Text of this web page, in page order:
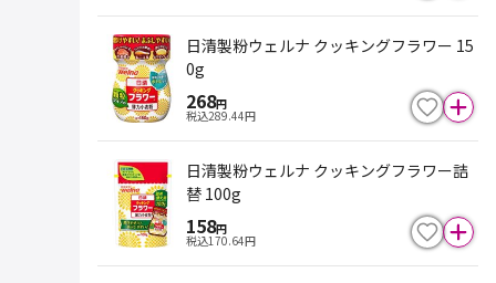
日清製粉ウェルナ クッキングフラワー 15
0g
268円
税込289.44円
日清製粉ウェルナ クッキングフラワー詰
替 100g
158円
税込170.64円